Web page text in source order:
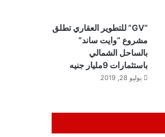
“GV” للتطوير العقاري تطلق
مشروع “وايت ساند”
بالساحل الشمالي
باستثمارات 9مليار جنيه
يوليو 28, 2019